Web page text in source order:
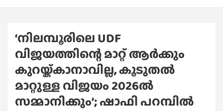
‘നിലമ്പൂരിലെ UDF
വിജയത്തിന്റെ മാറ്റ് ആർക്കും
കുറയ്ക്കാനാവില്ല, കൂടുതൽ
മാറ്റുള്ള വിജയം 2026ൽ
സമ്മാനിക്കും’; ഷാഫി പറമ്പിൽ